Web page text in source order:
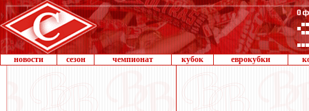
новости сезон чемпионат кубок еврокубки